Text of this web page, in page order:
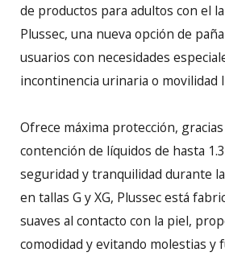
de productos para adultos con el
Plussec, una nueva opción de
usuarios con necesidades
incontinencia urinaria o movilidad
Ofrece máxima protección, gracias
contención de líquidos de hasta
seguridad y tranquilidad durante
en tallas G y XG, Plussec está
suaves al contacto con la piel,
comodidad y evitando molestias y